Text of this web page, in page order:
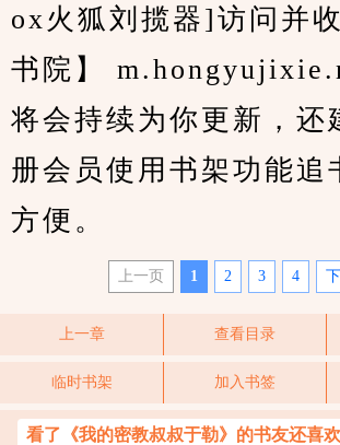
ox火狐刘揽器]访问并
书院】
将会持续为你更新，还
册会员使用书架功能追
方便。
上一页 1 2 3 4
上一章 查看目录
临时书架 加入书签
看了《我的密教叔叔于勒》的书友还喜